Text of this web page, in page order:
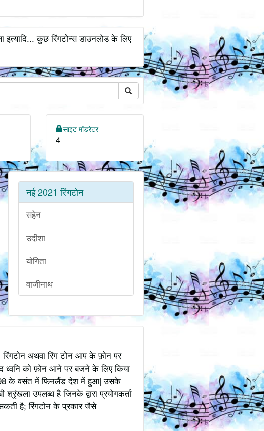
कुछ रिंगटोन्स डाउनलोड के लिए
साइट मॉडरेटर
4
नई 2021 रिंगटोन
सहेन
उदीशा
योगिता
वाजीनाथ
रिंगटोन अथवा रिंग टोन आप के फ़ोन पर
को फ़ोन आने पर बजने के लिए किया
1998 के वसंत में फिनलैंड देश में हुआ| उसके
उपलब्ध है जिनके द्वारा प्रयोगकर्ता
है; रिंगटोन के प्रकार जैसे